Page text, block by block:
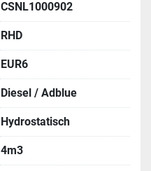
CSNL1000902
RHD
EUR6
Diesel / Adblue
Hydrostatisch
4m3